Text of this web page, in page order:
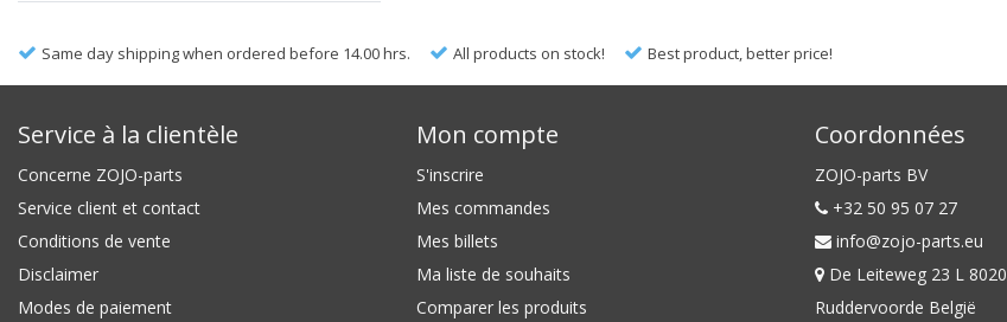
Same day shipping when ordered before 14.00 hrs. All products on stock! Best product, better price!
Service à la clientèle
Concerne ZOJO-parts
Service client et contact
Conditions de vente
Disclaimer
Modes de paiement
Mon compte
S'inscrire
Mes commandes
Mes billets
Ma liste de souhaits
Comparer les produits
Coordonnées
ZOJO-parts BV
+32 50 95 07 27
info@zojo-parts.eu
De Leiteweg 23 L 8020
Ruddervoorde België